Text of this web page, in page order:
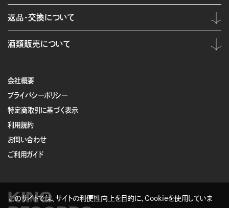
会社概要
プライバシーポリシー
特定商取引に基づく表示
利用規約
お問い合わせ
ご利用ガイド
KING
返品・交換について
酒類販売について
このサイトでは、サイトの利便性向上を目的に、Cookieを使用していま